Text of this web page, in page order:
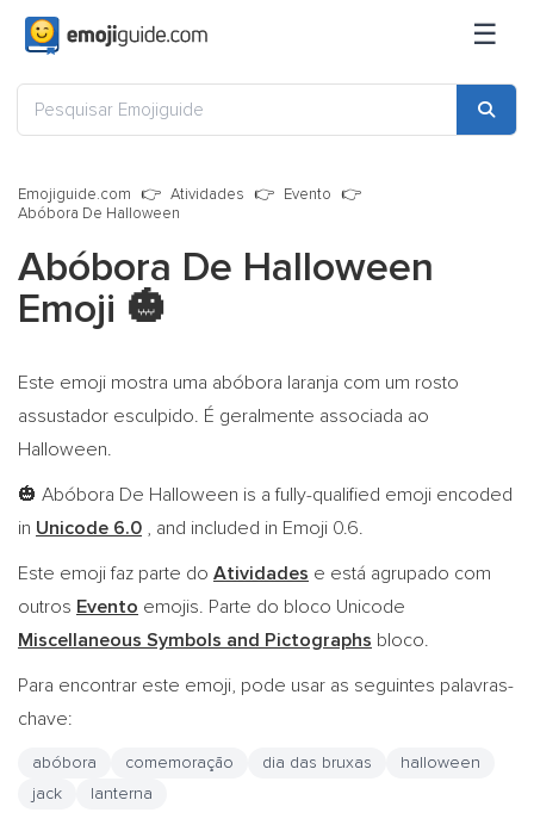
☰
Emojiguide.com Atividades
Evento
Abóbora De Halloween
Abóbora De Halloween
Emoji 🎃
Este emoji mostra uma abóbora laranja com um rosto
assustador esculpido. É geralmente associada ao
Halloween.
🎃 Abóbora De Halloween is a fully-qualified emoji encoded
in Unicode 6.0 , and included in Emoji 0.6.
Este emoji faz parte do Atividades e está agrupado com
outros Evento emojis. Parte do bloco Unicode
Miscellaneous Symbols and Pictographs bloco.
Para encontrar este emoji, pode usar as seguintes palavras-
chave:
abóbora comemoração dia das bruxas
halloween
jack
lanterna